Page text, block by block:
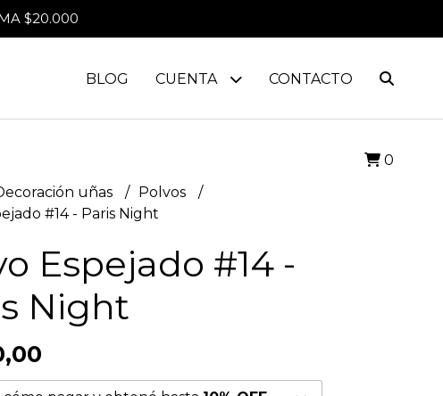
$20.000
BLOG CUENTA CONTACTO
0
uñas
Polvos
#14 - Paris Night
Espejado #14 -
Night